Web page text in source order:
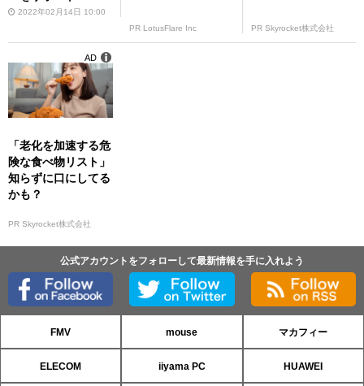
2022年02月14日 10:00
PR LotusFlare Inc PR Skyrocket株式会社
「老化を加速する危
険な食べ物リスト」
知らずに口にしてる
かも？
PR Skyrocket株式会社
AD
公式アカウントをフォローして最新情報を手に入れよう
FMV mouse マカフィー
ELECOM iiyama PC HUAWEI